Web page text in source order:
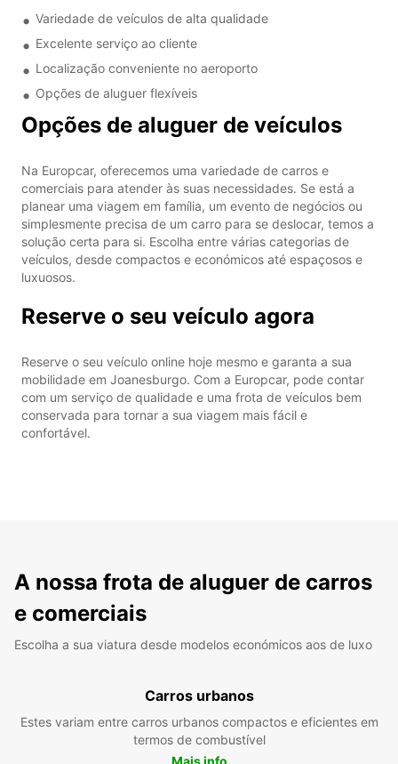
Variedade de veículos de alta qualidade
Excelente serviço ao cliente
Localização conveniente no aeroporto
Opções de aluguer flexíveis
Opções de aluguer de veículos
Na Europcar, oferecemos uma variedade de carros e
comerciais para atender às suas necessidades. Se está a
planear uma viagem em família, um evento de negócios ou
simplesmente precisa de um carro para se deslocar, temos a
solução certa para si. Escolha entre várias categorias de
veículos, desde compactos e económicos até espaçosos e
luxuosos.
Reserve o seu veículo agora
Reserve o seu veículo online hoje mesmo e garanta a sua
mobilidade em Joanesburgo. Com a Europcar, pode contar
com um serviço de qualidade e uma frota de veículos bem
conservada para tornar a sua viagem mais fácil e
confortável.
A nossa frota de aluguer de carros
e comerciais
Escolha a sua viatura desde modelos económicos aos de luxo
Carros urbanos
Estes variam entre carros urbanos compactos e eficientes em
termos de combustível
Mais info